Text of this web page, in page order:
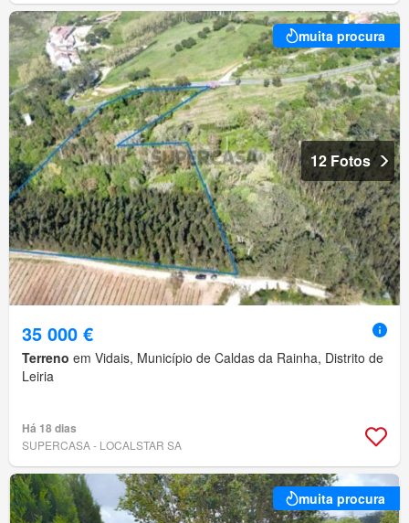
muita procura
12 Fotos
35 000 €
Terreno em Vidais, Município de Caldas da Rainha, Distrito de
Leiria
Há 18 dias
SUPERCASA - LOCALSTAR SA
muita procura